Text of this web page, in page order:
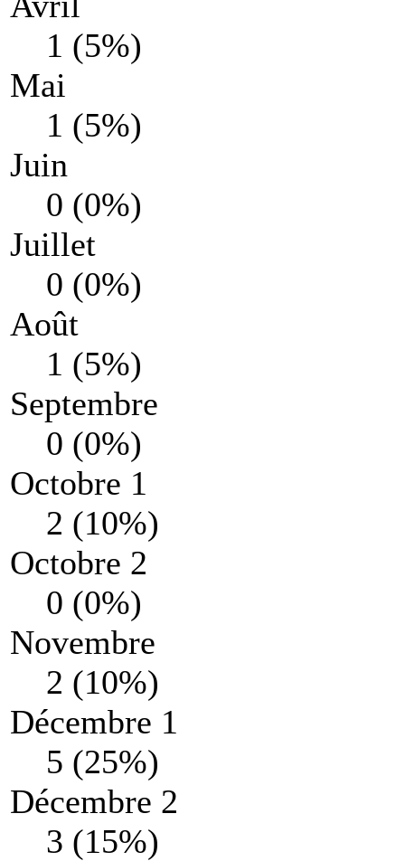
1 (5%)
Mai
1 (5%)
Juin
0 (0%)
Juillet
0 (0%)
Août
1 (5%)
Septembre
0 (0%)
Octobre 1
2 (10%)
Octobre 2
0 (0%)
Novembre
2 (10%)
Décembre 1
5 (25%)
Décembre 2
3 (15%)